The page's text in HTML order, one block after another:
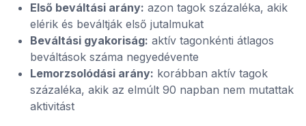
Első beváltási arány: azon tagok százaléka, akik
elérik és beváltják első jutalmukat
Beváltási gyakoriság: aktív tagonkénti átlagos
beváltások száma negyedévente
Lemorzsolódási arány: korábban aktív tagok
százaléka, akik az elmúlt 90 napban nem mutattak
aktivitást